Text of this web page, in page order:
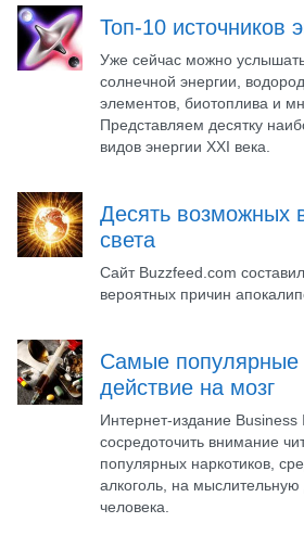
Топ-10 источников
Уже сейчас можно
солнечной энергии,
элементов, биотоплива и
Представляем десятку
видов энергии XХI века.
Десять возможных
света
Сайт Buzzfeed.com
вероятных причин
Самые популярные
действие на мозг
Интернет-издание
сосредоточить внимание
популярных наркотиков,
алкоголь, на мыслительную
человека.